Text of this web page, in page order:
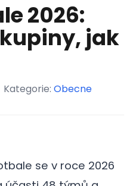
2026:
jak
Kategorie: Obecne
se v roce 2026